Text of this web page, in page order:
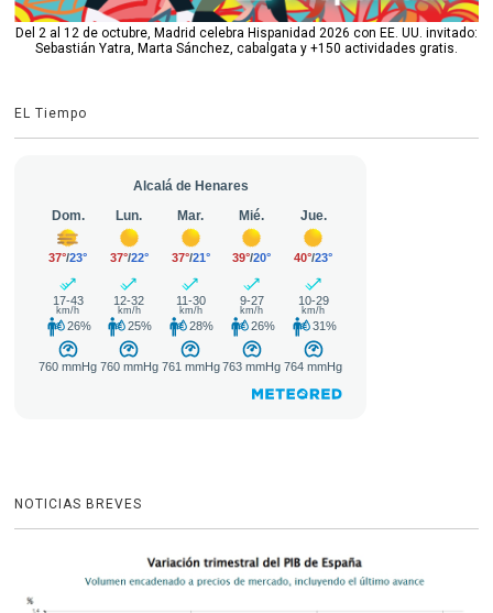
Del 2 al 12 de octubre, Madrid celebra Hispanidad 2026 con EE. UU. invitado:
Sebastián Yatra, Marta Sánchez, cabalgata y +150 actividades gratis.
EL Tiempo
NOTICIAS BREVES